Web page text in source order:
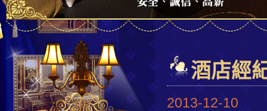
酒店經
2013-12-10